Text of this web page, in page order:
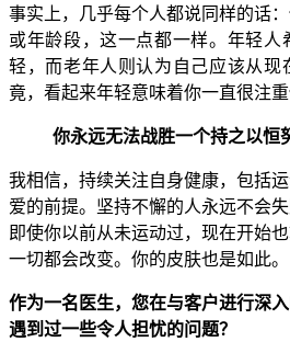
事实上，几乎每个人都说同样的话
或年龄段，这一点都一样。年轻人
轻，而老年人则认为自己应该从现
竟，看起来年轻意味着你一直很注重
你永远无法战胜一个持之以恒
我相信，持续关注自身健康，包括
爱的前提。坚持不懈的人永远不会
即使你以前从未运动过，现在开始
一切都会改变。你的皮肤也是如此。
作为一名医生，您在与客户进行深
遇到过一些令人担忧的问题？